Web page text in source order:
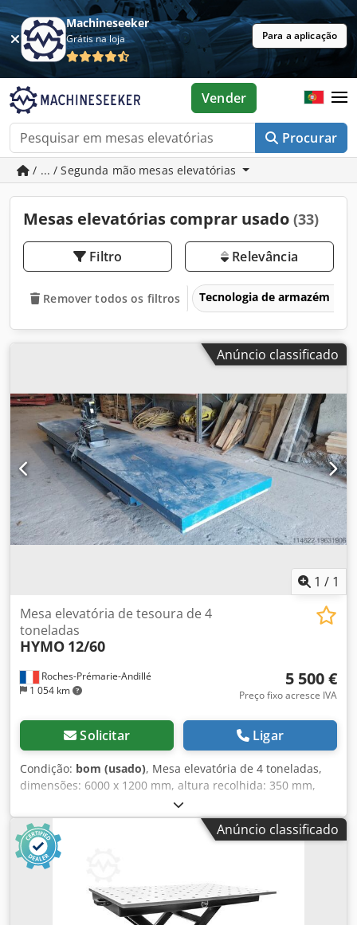
Machineseeker
Grátis na loja Para a aplicação
Procurar
Vender
/ ... / Segunda mão mesas elevatórias
Mesas elevatórias comprar usado (33)
Filtro Relevância
Remover todos os filtros Tecnologia de armazém
Anúncio classificado
1 / 1
Roches-Prémarie-Andillé
1 054 km
Mesa elevatória de tesoura de 4
toneladas
HYMO 12/60
5 500 €
Preço fixo acresce IVA
Solicitar Ligar
Condição: bom (usado), Mesa elevatória de 4 toneladas,
dimensões: 6000 x 1200 mm, altura recolhida: 350 mm,
altura estendida: 900 mm, grupo hidráulico separado,
comando separado. Dkodpfx Afew Dd Hcever
Anúncio classificado